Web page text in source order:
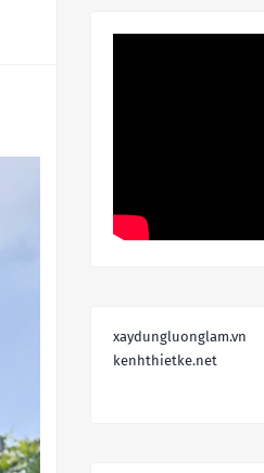
xaydungluonglam.vn
kenhthietke.net